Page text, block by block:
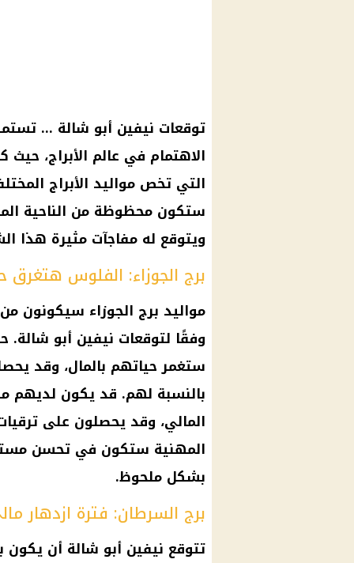
توقعات نيفين أبو شالة …
الاهتمام في عالم الأبراج،
التي تخص مواليد الأبراج
ستكون محظوظة من الناحية
ويتوقع له مفاجآت مثيرة هذا
برج الجوزاء: الفلوس هتغرق
مواليد برج الجوزاء سيكونون
وفقًا لتوقعات نيفين أبو
ستغمر حياتهم بالمال، وقد
بالنسبة لهم. قد يكون لديهم
المالي، وقد يحصلون على
المهنية ستكون في تحسن
بشكل ملحوظ.
برج السرطان: فترة ازدهار
تتوقع نيفين أبو شالة أن